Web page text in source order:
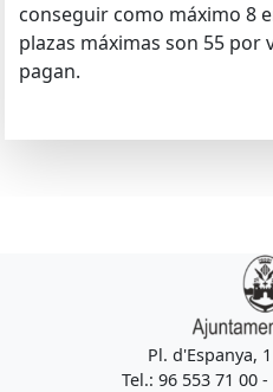
conseguir como máximo 8
plazas máximas son 55 por
pagan.
Pl. d'Espanya,
Tel.: 96 553 71 00